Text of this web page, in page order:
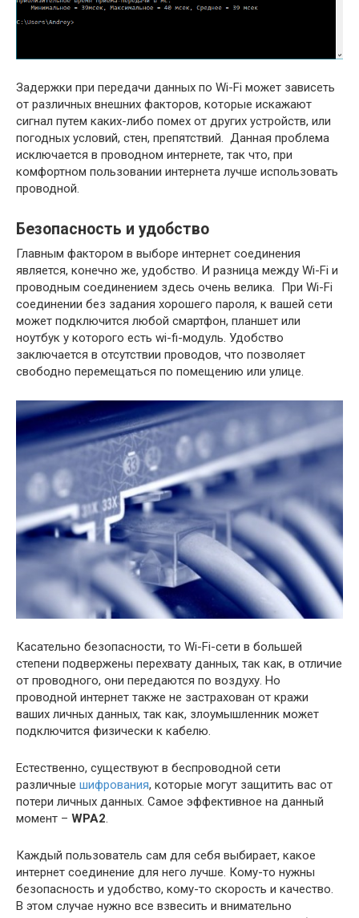
Задержки при передачи данных по Wi-Fi может зависеть
от различных внешних факторов, которые искажают
сигнал путем каких-либо помех от других устройств, или
погодных условий, стен, препятствий. Данная проблема
исключается в проводном интернете, так что, при
комфортном пользовании интернета лучше использовать
проводной.
Безопасность и удобство
Главным фактором в выборе интернет соединения
является, конечно же, удобство. И разница между Wi-Fi и
проводным соединением здесь очень велика. При Wi-Fi
соединении без задания хорошего пароля, к вашей сети
может подключится любой смартфон, планшет или
ноутбук у которого есть wi-fi-модуль. Удобство
заключается в отсутствии проводов, что позволяет
свободно перемещаться по помещению или улице.
Касательно безопасности, то Wi-Fi-сети в большей
степени подвержены перехвату данных, так как, в отличие
от проводного, они передаются по воздуху. Но
проводной интернет также не застрахован от кражи
ваших личных данных, так как, злоумышленник может
подключится физически к кабелю.
Естественно, существуют в беспроводной сети
различные шифрования, которые могут защитить вас от
потери личных данных. Самое эффективное на данный
момент – WPA2
Каждый пользователь сам для себя выбирает, какое
интернет соединение для него лучше. Кому-то нужны
безопасность и удобство, кому-то скорость и качество.
В этом случае нужно все взвесить и внимательно